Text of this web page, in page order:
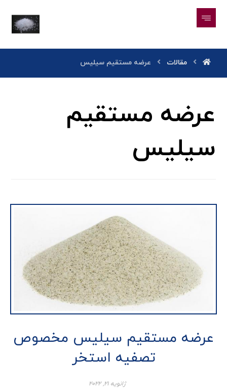
مقالات عرضه مستقیم سیلیس
عرضه مستقیم
سیلیس
عرضه مستقیم سیلیس مخصوص
تصفیه استخر
ژانویه ۲۱, ۲۰۲۲